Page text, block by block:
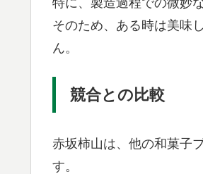
そのため、ある時は美味
ん。
競合との比較
赤坂柿山は、他の和菓子
す。